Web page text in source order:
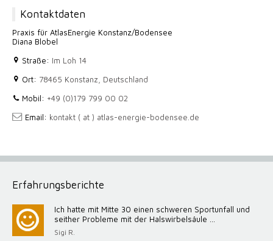
Kontaktdaten
Praxis für AtlasEnergie Konstanz/Bodensee
Diana Blobel
Straße: Im Loh 14
Ort: 78465 Konstanz, Deutschland
Mobil: +49 (0)179 799 00 02
Email: kontakt ( at ) atlas-energie-bodensee.de
Erfahrungsberichte
Ich hatte mit Mitte 30 einen schweren Sportunfall und
seither Probleme mit der Halswirbelsäule ...
Sigi R.